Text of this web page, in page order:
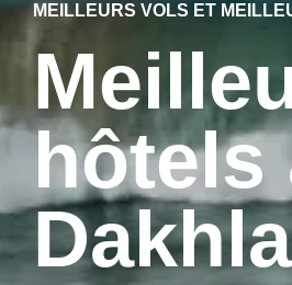
MEILLEURS VOLS ET
hôtels
Dakhla